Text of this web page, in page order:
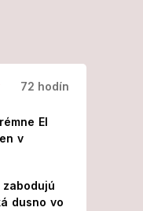
72 hodín
El
v
dusno vo